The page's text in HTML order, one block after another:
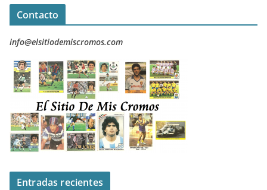
Contacto
info@elsitiodemiscromos.com
Entradas recientes